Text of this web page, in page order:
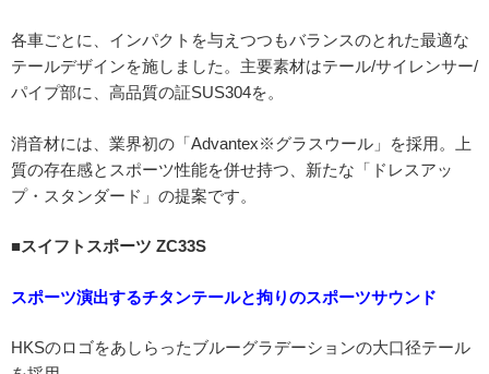
各車ごとに、インパクトを与えつつもバランスのとれた最適な
テールデザインを施しました。主要素材はテール/サイレンサー/
パイプ部に、高品質の証SUS304を。
消音材には、業界初の「Advantex※グラスウール」を採用。上
質の存在感とスポーツ性能を併せ持つ、新たな「ドレスアッ
プ・スタンダード」の提案です。
■スイフトスポーツ ZC33S
スポーツ演出するチタンテールと拘りのスポーツサウンド
HKSのロゴをあしらったブルーグラデーションの大口径テール